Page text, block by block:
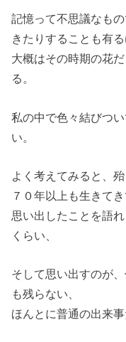
記憶って不思議なも
きたりすることも有る
大概はその時期の花
る。
私の中で色々結びつ
い。
よく考えてみると、
７０年以上も生きてき
思い出したことを語
くらい、
そして思い出すのが
も残らない、
ほんとに普通の出来事